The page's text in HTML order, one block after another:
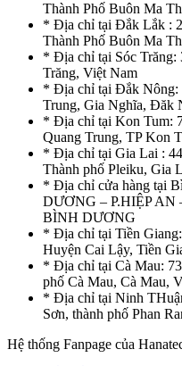
Thành Phố Buôn Ma
* Địa chỉ tại Đắk Lắk :
Thành Phố Buôn Ma
* Địa chỉ tại Sóc Trăng:
Trăng, Việt Nam
* Địa chỉ tại Đắk Nông:
Trung, Gia Nghĩa, Đăk
* Địa chỉ tại Kon Tum:
Quang Trung, TP Kon
* Địa chỉ tại Gia Lai :
Thành phố Pleiku, Gia
* Địa chỉ cửa hàng tại
DƯƠNG – P.HIỆP
BÌNH DƯƠNG
* Địa chỉ tại Tiền
Huyện Cai Lậy, Tiền
* Địa chỉ tại Cà Mau:
phố Cà Mau, Cà Mau,
* Địa chỉ tại Ninh
Sơn, thành phố Phan
Hệ thống Fanpage của